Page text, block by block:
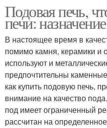
Подовая печь,
печи:
В настоящее время в
помимо камня, керамики и
используют и
предпочтительны
как купить подовую печь,
внимание на качество
под имеет ограниченный
рассчитан на